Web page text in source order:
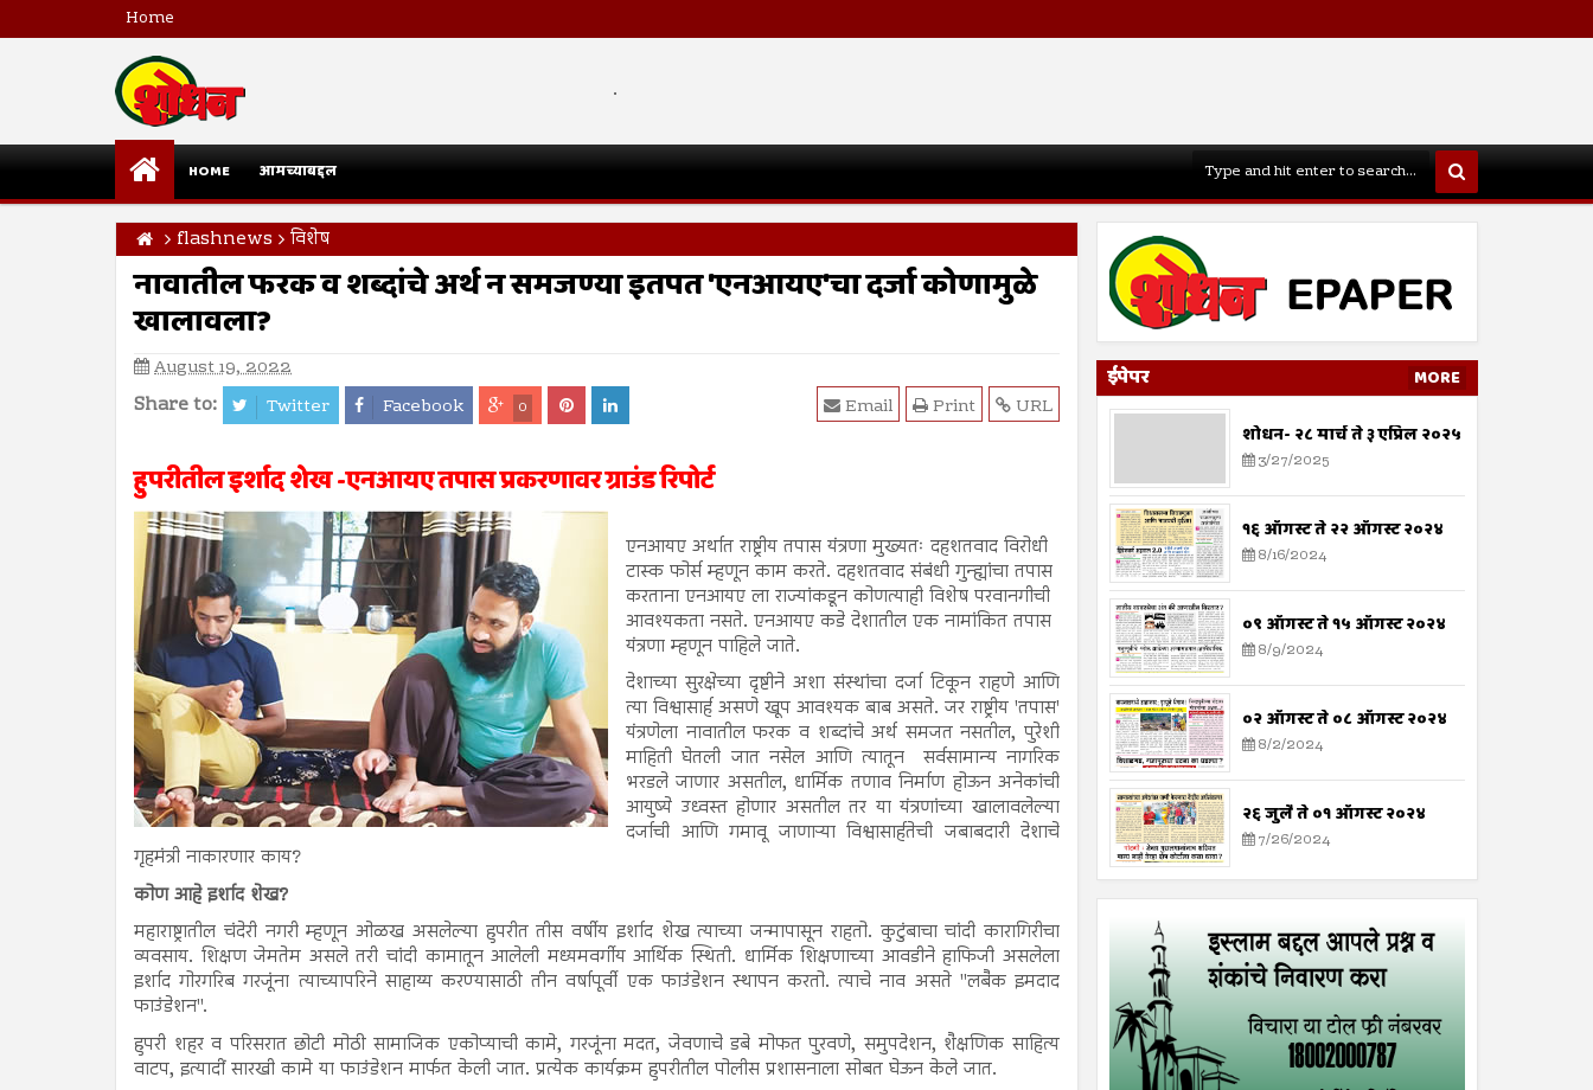
Home
.
HOME आमच्याबद्दल
flashnews विशेष
नावातील फरक व शब्दांचे अर्थ न समजण्या इतपत 'एनआयए'चा दर्जा कोणामुळे
खालावला?
August 19, 2022
Share to: Twitter Facebook 0 URL
Print
Email
हुपरीतील इर्शाद शेख -एनआयए तपास प्रकरणावर ग्राउंड रिपोर्ट
एनआयए अर्थात राष्ट्रीय तपास यंत्रणा मुख्यतः दहशतवाद विरोधी
टास्क फोर्स म्हणून काम करते. दहशतवाद संबंधी गुन्ह्यांचा तपास
करताना एनआयए ला राज्यांकडून कोणत्याही विशेष परवानगीची
आवश्यकता नसते. एनआयए कडे देशातील एक नामांकित तपास
यंत्रणा म्हणून पाहिले जाते.
देशाच्या सुरक्षेच्या दृष्टीने अशा संस्थांचा दर्जा टिकून राहणे आणि
त्या विश्वासार्ह असणे खूप आवश्यक बाब असते. जर राष्ट्रीय 'तपास'
यंत्रणेला नावातील फरक व शब्दांचे अर्थ समजत नसतील, पुरेशी
माहिती घेतली जात नसेल आणि त्यातून सर्वसामान्य नागरिक
भरडले जाणार असतील, धार्मिक तणाव निर्माण होऊन अनेकांची
आयुष्ये उध्वस्त होणार असतील तर या यंत्रणांच्या खालावलेल्या
दर्जाची आणि गमावू जाणाऱ्या विश्वासार्हतेची जबाबदारी देशाचे
गृहमंत्री नाकारणार काय?
कोण आहे इर्शाद शेख?
महाराष्ट्रातील चंदेरी नगरी म्हणून ओळख असलेल्या हुपरीत तीस वर्षीय इर्शाद शेख त्याच्या जन्मापासून राहतो. कुटुंबाचा चांदी कारागिरीचा
व्यवसाय. शिक्षण जेमतेम असले तरी चांदी कामातून आलेली मध्यमवर्गीय आर्थिक स्थिती. धार्मिक शिक्षणाच्या आवडीने हाफिजी असलेला
इर्शाद गोरगरिब गरजूंना त्याच्यापरिने साहाय्य करण्यासाठी तीन वर्षापूर्वी एक फाउंडेशन स्थापन करतो. त्याचे नाव असते "लबैक इमदाद
फाउंडेशन".
हुपरी शहर व परिसरात छोटी मोठी सामाजिक एकोप्याची कामे, गरजूंना मदत, जेवणाचे डबे मोफत पुरवणे, समुपदेशन, शैक्षणिक साहित्य
वाटप, इत्यादीं सारखी कामे या फाउंडेशन मार्फत केली जात. प्रत्येक कार्यक्रम हुपरीतील पोलीस प्रशासनाला सोबत घेऊन केले जात.
ईपेपर MORE
शोधन- २८ मार्च ते ३ एप्रिल २०२५
3/27/2025
१६ ऑगस्ट ते २२ ऑगस्ट २०२४
8/16/2024
०९ ऑगस्ट ते १५ ऑगस्ट २०२४
8/9/2024
०२ ऑगस्ट ते ०८ ऑगस्ट २०२४
8/2/2024
२६ जुलै ते ०१ ऑगस्ट २०२४
7/26/2024